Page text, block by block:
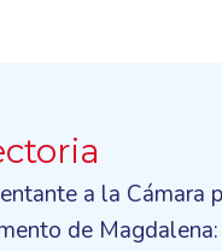
a la Cámara
de